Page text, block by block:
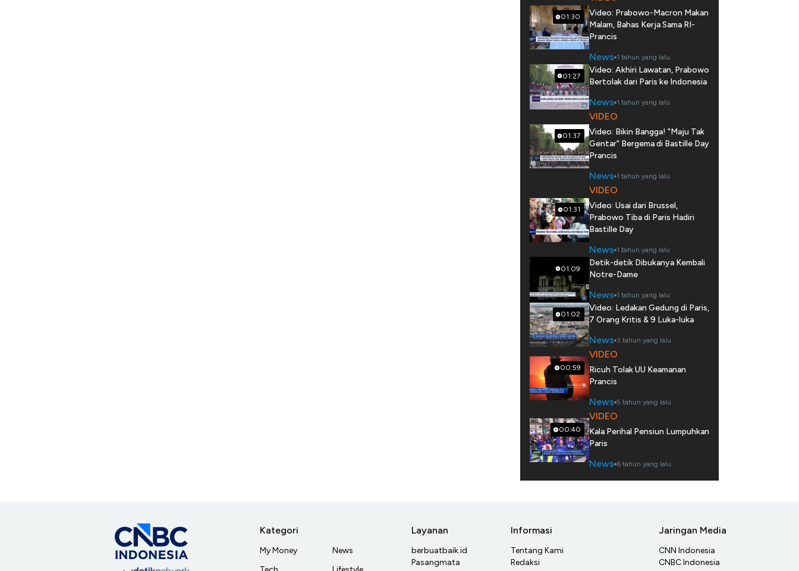
01:30
Video: Prabowo-Macron Makan
Malam, Bahas Kerja Sama RI-
Prancis
News 1 tahun yang lalu
01:27
Video: Akhiri Lawatan, Prabowo
Bertolak dari Paris ke Indonesia
News 1 tahun yang lalu
01:37
VIDEO
Video: Bikin Bangga! "Maju Tak
Gentar" Bergema di Bastille Day
Prancis
News 1 tahun yang lalu
01:31
VIDEO
Video: Usai dari Brussel,
Prabowo Tiba di Paris Hadiri
Bastille Day
News 1 tahun yang lalu
01:09
Detik-detik Dibukanya Kembali
Notre-Dame
News 1 tahun yang lalu
01:02
Video: Ledakan Gedung di Paris,
7 Orang Kritis & 9 Luka-luka
News 3 tahun yang lalu
00:59
VIDEO
Ricuh Tolak UU Keamanan
Prancis
News 5 tahun yang lalu
00:40
VIDEO
Kala Perihal Pensiun Lumpuhkan
Paris
News 6 tahun yang lalu
Kategori
My Money
News
Layanan
berbuatbaik.id
Pasangmata
Informasi
Tentang Kami
Redaksi
Jaringan Media
CNN Indonesia
CNBC Indonesia